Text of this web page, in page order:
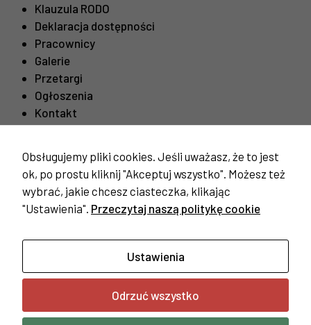
Klauzula RODO
Deklaracja dostępności
Pracownicy
Galerie
Przetargi
Ogłoszenia
Kontakt
Ważne linki
Procedura odwiedzin mieszkańców
Copyright © 2023 Dom Pomocy Społecznej w Żyrardowie |
Wykonanie:FSV
Obsługujemy pliki cookies. Jeśli uważasz, że to jest
ok, po prostu kliknij "Akceptuj wszystko". Możesz też
wybrać, jakie chcesz ciasteczka, klikając
"Ustawienia". Przeczytaj naszą politykę cookie
Ustawienia
Odrzuć wszystko
Konieczne
nie są
opcjonalne. Są
do
funkcjonowania
strony